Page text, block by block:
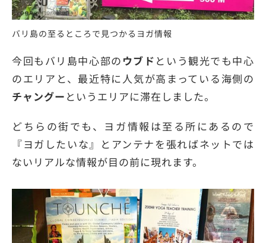
バリ島の至るところで見つかるヨガ情報
今回もバリ島中心部の ウブド という観光でも中心
のエリアと、最近特に人気が高まっている海側の
チャングー というエリアに滞在しました。
どちらの街でも、ヨガ情報は至る所にあるので
『ヨガしたいな』とアンテナを張ればネットでは
ないリアルな情報が目の前に現れます。